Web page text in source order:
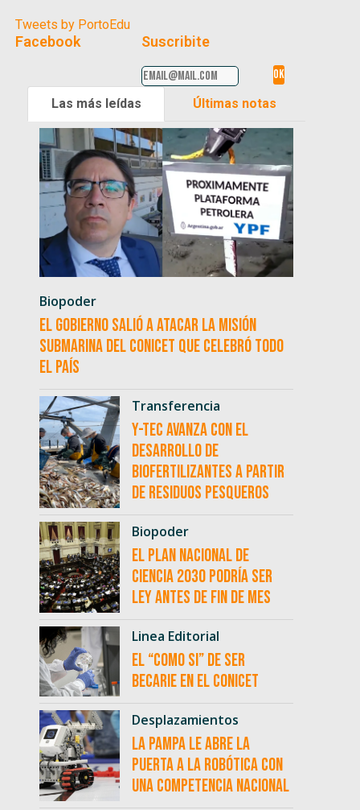
Tweets by PortoEdu
Facebook Suscribite
Las más leídas Últimas notas
Biopoder
El Gobierno salió a atacar la misión
submarina del CONICET que celebró todo
el país
Transferencia
Y-TEC avanza con el
desarrollo de
biofertilizantes a partir
de residuos pesqueros
Biopoder
El Plan Nacional de
Ciencia 2030 podría ser
ley antes de fin de mes
Linea Editorial
El “como si” de ser
becarie en el CONICET
Desplazamientos
La Pampa le abre la
puerta a la robótica con
una competencia nacional